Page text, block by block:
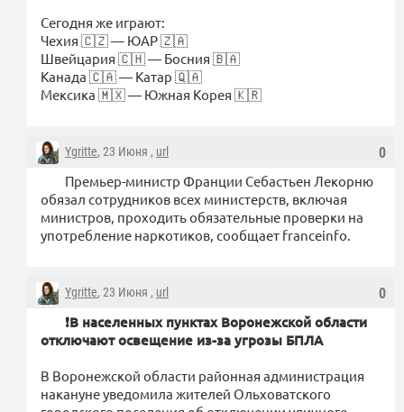
Сегодня же играют:
Чехия 🇨🇿 — ЮАР 🇿🇦
Швейцария 🇨🇭 — Босния 🇧🇦
Канада 🇨🇦 — Катар 🇶🇦
Мексика 🇲🇽 — Южная Корея 🇰🇷
0
Ygritte, 23 Июня , url
Премьер-министр Франции Себастьен Лекорню
обязал сотрудников всех министерств, включая
министров, проходить обязательные проверки на
употребление наркотиков, сообщает franceinfo.
0
Ygritte, 23 Июня , url
❗️В населенных пунктах Воронежской области
отключают освещение из-за угрозы БПЛА
В Воронежской области районная администрация
накануне уведомила жителей Ольховатского